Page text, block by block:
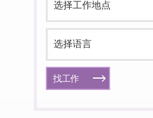
找工作